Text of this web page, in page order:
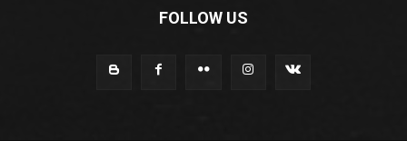
FOLLOW US